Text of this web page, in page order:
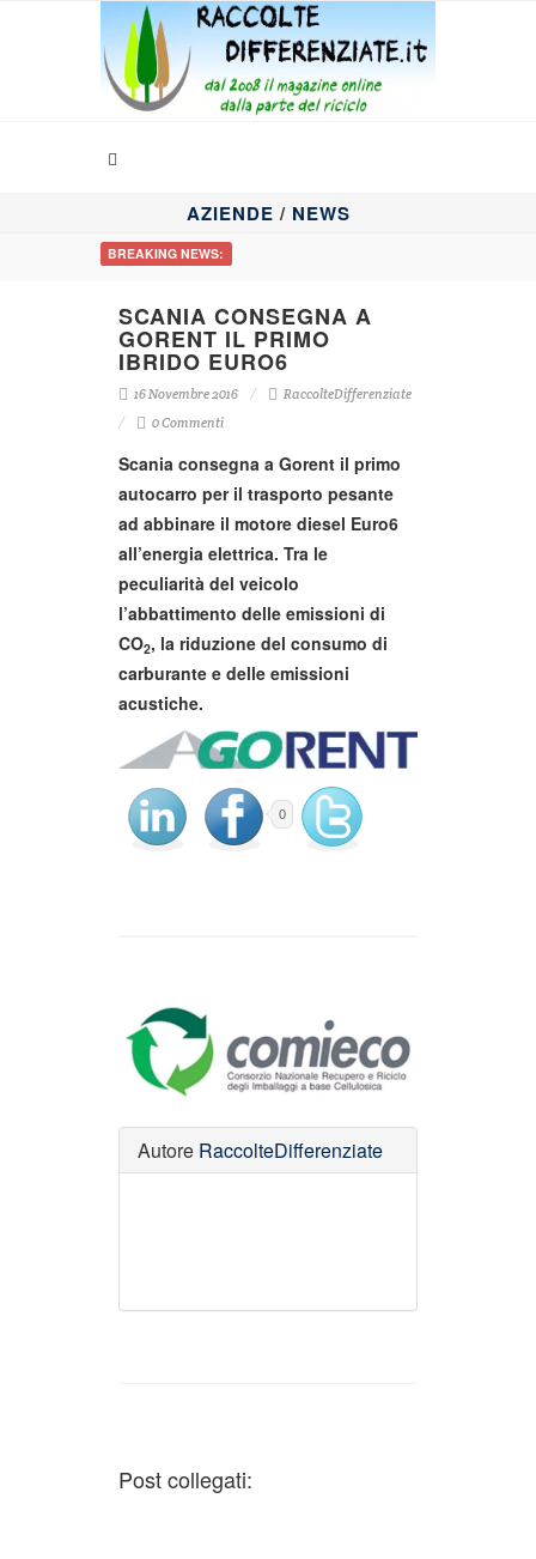
AZIENDE / NEWS
BREAKING NEWS:
SCANIA CONSEGNA A
GORENT IL PRIMO
IBRIDO EURO6
16 Novembre 2016
RaccolteDifferenziate
0 Commenti
Scania consegna a Gorent il primo
autocarro per il trasporto pesante
ad abbinare il motore diesel Euro6
all’energia elettrica. Tra le
peculiarità del veicolo
l’abbattimento delle emissioni di
CO2, la riduzione del consumo di
carburante e delle emissioni
acustiche.
0
Autore RaccolteDifferenziate
Post collegati: